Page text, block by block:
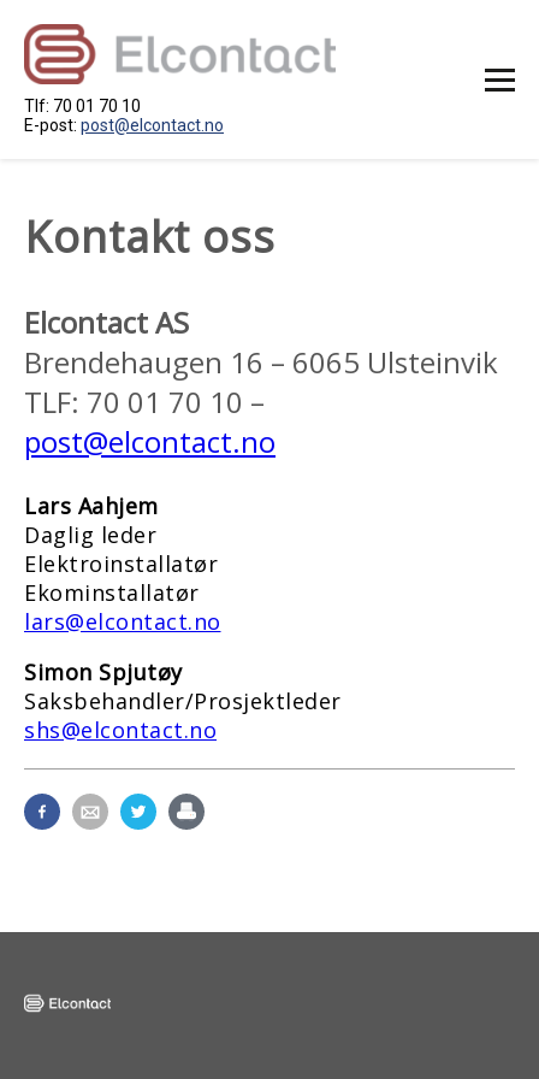
Tlf: 70 01 70 10
E-post: post@elcontact.no
OM OSS
PROSJEKT
KONTAKT OSS
LEDIG STILLING
LEVERANDØRAR
Kontakt oss
Elcontact AS
Brendehaugen 16 – 6065 Ulsteinvik
TLF: 70 01 70 10 –
post@elcontact.no
Lars Aahjem
Daglig leder
Elektroinstallatør
Ekominstallatør
lars@elcontact.no
Simon Spjutøy
Saksbehandler/Prosjektleder
shs@elcontact.no